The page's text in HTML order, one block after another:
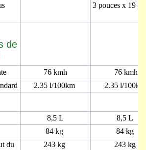
3 pouces x 19
de
76 kmh
76 kmh
2.35 l/100km 2.35 l/
8,5 L
8,5 L
84 kg
84 kg
du
243 kg 243 kg